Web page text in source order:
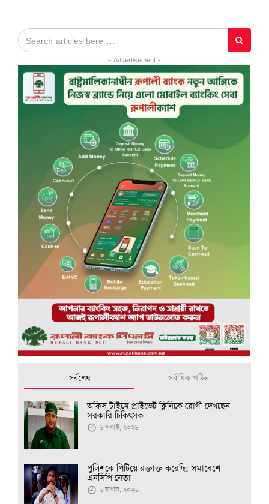
- Advertisement -
সর্বশেষ সর্বাধিক পঠিত
অফিস টাইমে প্রাইভেট ক্লিনিকে রোগী দেখছেন
সরকারি চিকিৎসক
৬ অগাস্ট, ২০২৬
পুলিশকে পিটিয়ে রক্তাক্ত করেছি: সমাবেশে
এনসিপি নেতা
৬ অগাস্ট, ২০২৬